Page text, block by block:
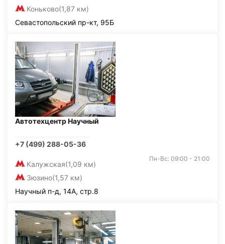
Коньково(1,87 км)
Севастопольский пр-кт, 95Б
Автотехцентр Научный
+7 (499) 288-05-36
Калужская(1,09 км)
Зюзино(1,57 км)
Пн-Вс: 09:00 - 21:00
Научный п-д, 14А, стр.8